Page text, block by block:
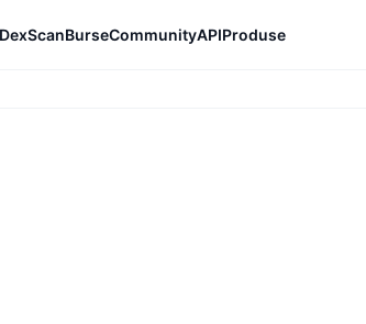
DexScanBurseCommunityAPIProduse